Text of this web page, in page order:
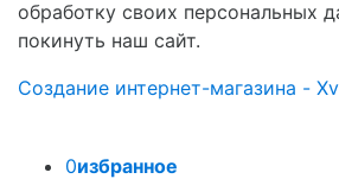
обработку своих персональных
покинуть наш сайт.
Создание интернет-магазина -
0избранное